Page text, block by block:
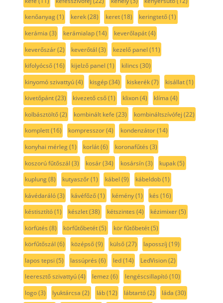
kenőanyag(1) kerek(28) keret(18) keringtető(1)
kerámia (3) kerámialap(14) keverőlapát(4)
keverőszár(2) keverőtál (3) kezelő panel (11)
kifolyócső(16) kijelző panel (1) kilincs (30)
kinyomó szivattyú(4) kisgép(34) kiskerék(7) kisállat(1)
kivetőpánt(23) kivezető cső(1) klixon(4) klíma (4)
kolbásztöltő(2) kombinált kefe (23) kombináltszívófej (22)
komplett(16) kompresszor(4) kondenzátor(14)
konyhai mérleg(1) korlát(6) koronafűtés (3)
koszorú fűtőszál (3) kosár(34) kosársín(3) kupak(5)
kuplung(8) kutyaszőr(1) kábel (9) kábeldob(1)
kávédaráló(3) kávéfőző(1) kémény(1) kés (16)
késtisztító(1) készlet(38) kétszintes (4) kézimixer(5)
körfütés (8) körfűtőbetét(5) kör fűtőbetét(5)
körfűtőszál (6) középső(9) külső(27) laposszíj (19)
lapos tepsi (5) lassúprés (6) led(14) LedVision(2)
leeresztő szivattyú(4) lemez (6) lengéscsillapító(10)
logo(3) lyuktárcsa (2) láb(12) lábtartó(2) láda (30)